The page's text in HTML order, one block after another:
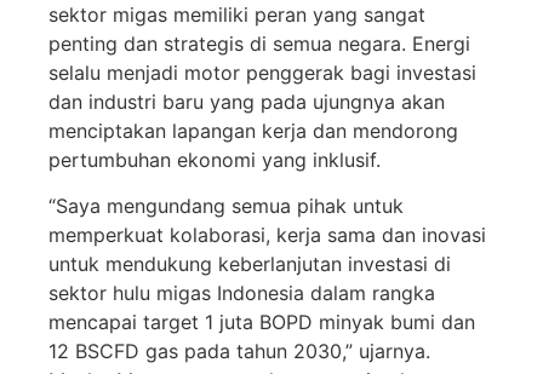
sektor migas memiliki peran yang sangat
penting dan strategis di semua negara. Energi
selalu menjadi motor penggerak bagi investasi
dan industri baru yang pada ujungnya akan
menciptakan lapangan kerja dan mendorong
pertumbuhan ekonomi yang inklusif.
“Saya mengundang semua pihak untuk
memperkuat kolaborasi, kerja sama dan inovasi
untuk mendukung keberlanjutan investasi di
sektor hulu migas Indonesia dalam rangka
mencapai target 1 juta BOPD minyak bumi dan
12 BSCFD gas pada tahun 2030,” ujarnya.